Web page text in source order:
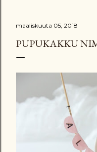
maaliskuuta 05, 2018
PUPUKAKKU